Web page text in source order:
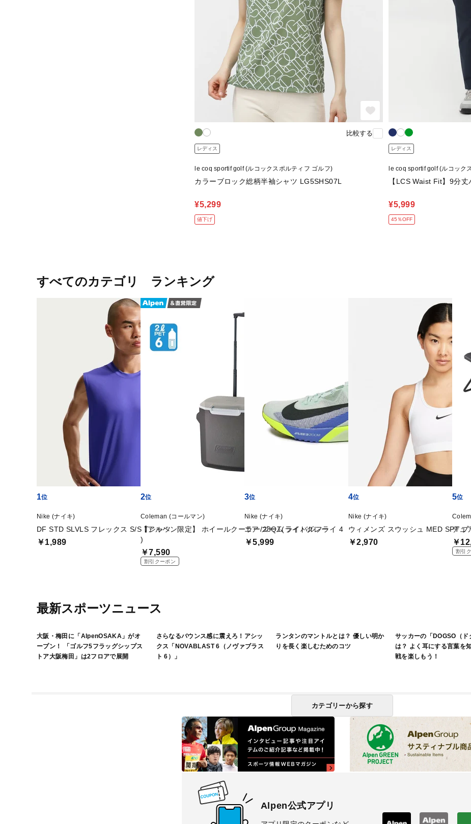
比較する
レディス
le coq sportif golf (ルコックスポルティフ ゴルフ)
カラーブロック総柄半袖シャツ LG5SHS07L
¥5,299
値下げ
レディス
le coq sportif golf (ルコック
【LCS Waist Fit】9分
¥5,999
45％OFF
すべてのカテゴリ ランキング
1
Nike (ナイキ)
DF STD SLVLS フレックス S/S Tシャツ
￥1,989
2
Coleman (コールマン)
【アルペン限定】 ホイールクーラー/28QT(ライトグレー
)
￥7,590
割引クーポン
3
Nike (ナイキ)
エア ズーム ライバルフライ 4
￥5,999
4
Nike (ナイキ)
ウィメンズ スウッシュ MED SPT ブ
￥2,970
5
デュ
￥
割引
最新スポーツニュース
大阪・梅田に「AlpenOSAKA」がオ
ープン！ 「ゴルフ5フラッグシップス
トア大阪梅田」は2フロアで展開
さらなるバウンス感に震えろ！アシッ
クス「NOVABLAST 6（ノヴァブラス
ト 6）」
ランタンのマントルとは？ 優しい明か
りを長く楽しむためのコツ
サッカーの「DOGSO（ド
は？ よく耳にする言葉を
戦を楽しもう！
カテゴリーから探す
Alpen公式アプリ